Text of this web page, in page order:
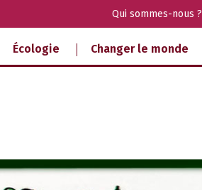
Qui sommes-nous ?
Écologie Changer le monde